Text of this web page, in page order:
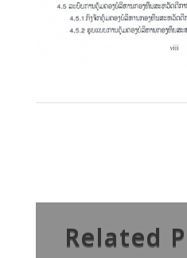
Related